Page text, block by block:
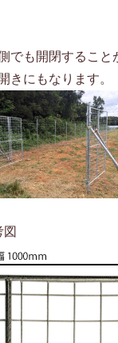
も開閉すること
きにもなります。